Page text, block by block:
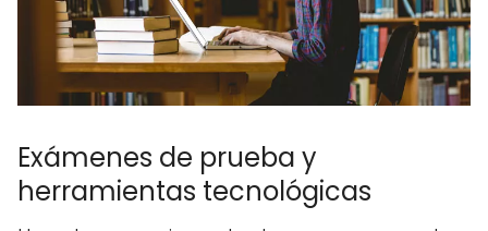
Exámenes de prueba y
herramientas tecnológicas